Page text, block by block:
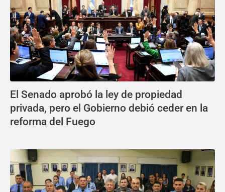
El Senado aprobó la ley de propiedad
privada, pero el Gobierno debió ceder en la
reforma del Fuego